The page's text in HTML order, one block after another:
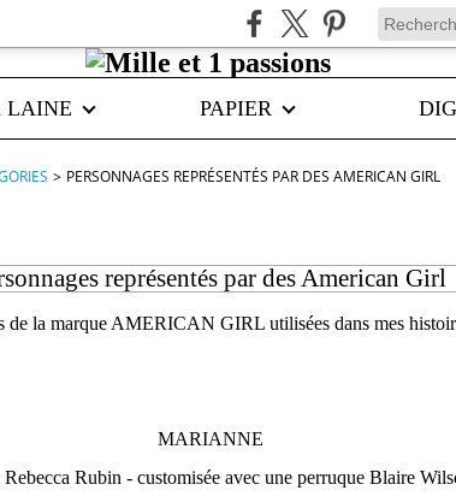
LAINE PAPIER
> PERSONNAGES REPRÉSENTÉS PAR DES AMERICAN GIRL
représentés par des American Girl
de la marque AMERICAN GIRL utilisées dans mes
MARIANNE
Rebecca Rubin - customisée avec une perruque Blaire